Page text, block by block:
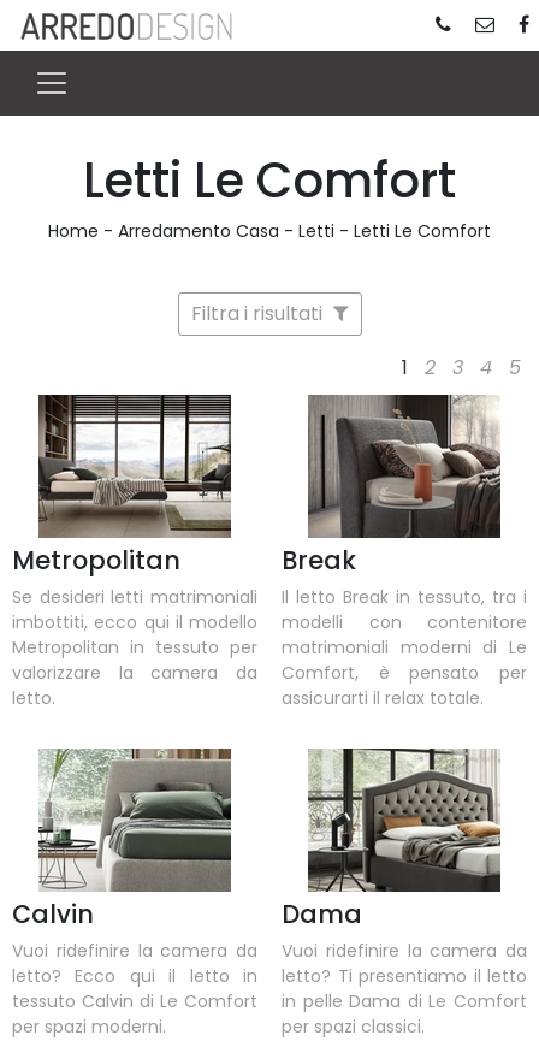
Letti Le Comfort
Home - Arredamento Casa - Letti - Letti Le Comfort
Filtra i risultati
1
2 3 4 5
Metropolitan
Se desideri letti matrimoniali
imbottiti, ecco qui il modello
Metropolitan in tessuto per
valorizzare la camera da
letto.
Break
Il letto Break in tessuto, tra i
modelli con contenitore
matrimoniali moderni di Le
Comfort, è pensato per
assicurarti il relax totale.
Calvin
Vuoi ridefinire la camera da
letto? Ecco qui il letto in
tessuto Calvin di Le Comfort
per spazi moderni.
Dama
Vuoi ridefinire la camera da
letto? Ti presentiamo il letto
in pelle Dama di Le Comfort
per spazi classici.